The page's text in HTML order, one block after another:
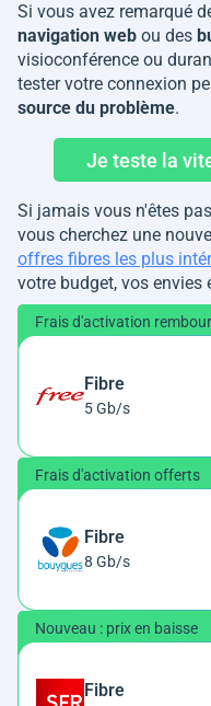
Si vous avez remarqué
navigation web ou des
visioconférence ou
tester votre connexion
source du problème.
Je teste la
Si jamais vous n'êtes
vous cherchez une
offres fibres les plus
votre budget, vos envies
Frais d'activation
Fibre
5 Gb/s
Frais d'activation offerts
Fibre
8 Gb/s
Nouveau : prix en baisse
Fibre